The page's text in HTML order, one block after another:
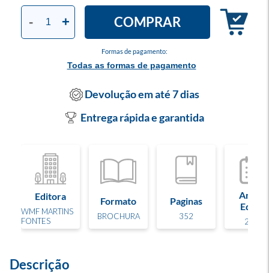
Formas de pagamento:
Todas as formas de pagamento
- + COMPRAR
Devolução em até 7 dias
Entrega rápida e garantida
Editora
WMF MARTINS
FONTES
Formato
BROCHURA
Paginas
352
Ano de
Edição
2014
Descrição